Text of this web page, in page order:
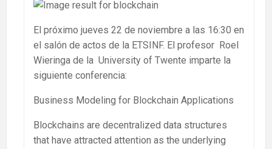
El próximo jueves 22 de noviembre a las 16:30 en
el salón de actos de la ETSINF. El profesor Roel
Wieringa de la University of Twente imparte la
siguiente conferencia:
Business Modeling for Blockchain Applications
Blockchains are decentralized data structures
that have attracted attention as the underlying